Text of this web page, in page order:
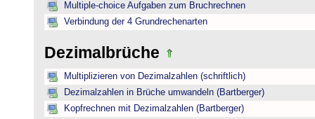
Multiple-choice Aufgaben zum Bruchrechnen
Verbindung der 4 Grundrechenarten
Dezimalbrüche
Multiplizieren von Dezimalzahlen (schriftlich)
Dezimalzahlen in Brüche umwandeln (Bartberger)
Kopfrechnen mit Dezimalzahlen (Bartberger)